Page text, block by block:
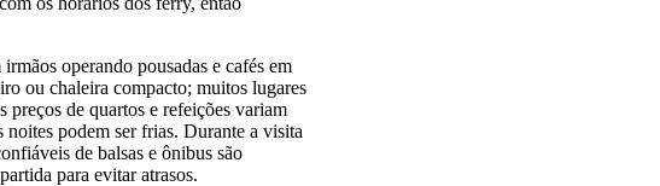
operando pousadas e cafés em
ou chaleira compacto; muitos lugares
preços de quartos e refeições variam
noites podem ser frias. Durante a visita
de balsas e ônibus são
para evitar atrasos.